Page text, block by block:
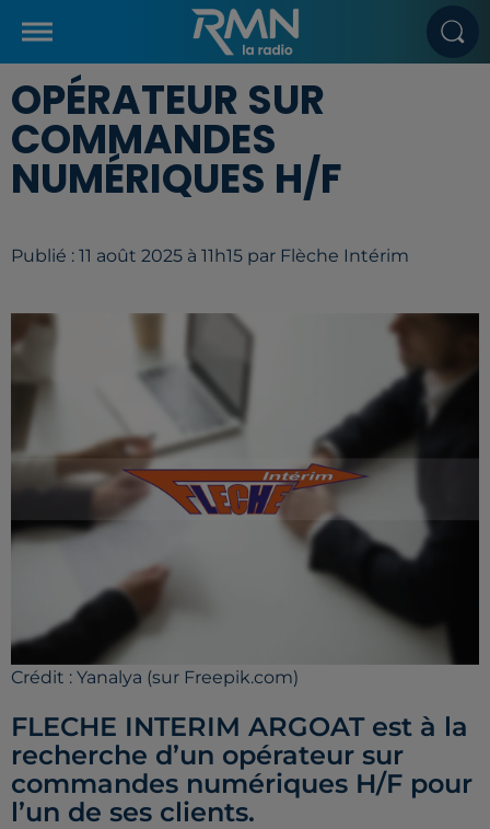
OPÉRATEUR SUR
COMMANDES
NUMÉRIQUES H/F
Publié : 11 août 2025 à 11h15 par Flèche Intérim
Crédit : Yanalya (sur Freepik.com)
FLECHE INTERIM ARGOAT est à la
recherche d’un opérateur sur
commandes numériques H/F pour
l’un de ses clients.